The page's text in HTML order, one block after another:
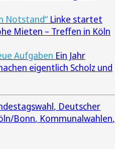
Notstand“ Linke startet
Mieten – Treffen in Köln
Aufgaben Ein Jahr
eigentlich Scholz und
Deutscher
Bonn Kommunalwahlen